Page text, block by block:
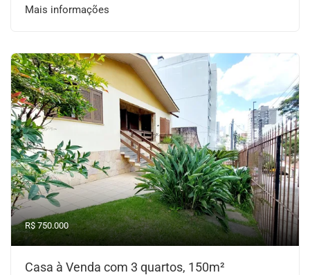
Mais informações
R$ 750.000
Casa à Venda com 3 quartos, 150m²